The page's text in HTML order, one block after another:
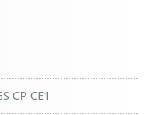
CP CE1